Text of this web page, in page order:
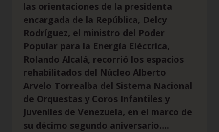
las orientaciones de la presidenta
encargada de la República, Delcy
Rodríguez, el ministro del Poder
Popular para la Energía Eléctrica,
Rolando Alcalá, recorrió los espacios
rehabilitados del Núcleo Alberto
Arvelo Torrealba del Sistema Nacional
de Orquestas y Coros Infantiles y
Juveniles de Venezuela, en el marco de
su décimo segundo aniversario….